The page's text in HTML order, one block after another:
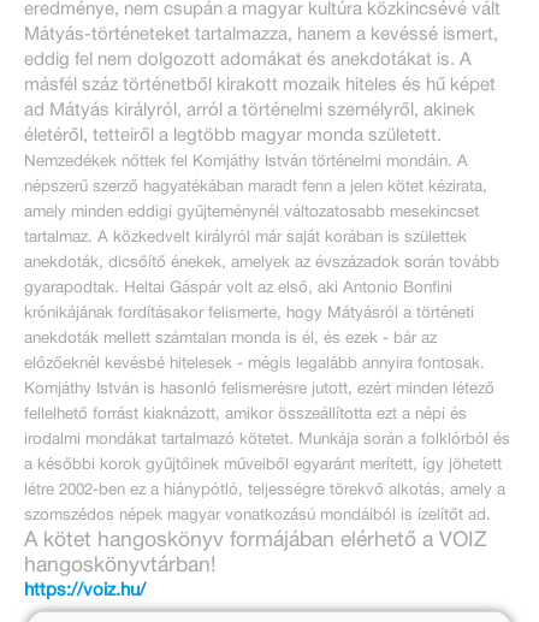
eredménye, nem csupán a magyar kultúra közkincsévé vált
Mátyás-történeteket tartalmazza, hanem a kevéssé ismert,
eddig fel nem dolgozott adomákat és anekdotákat is. A
másfél száz történetből kirakott mozaik hiteles és hű képet
ad Mátyás királyról, arról a történelmi személyről, akinek
életéről, tetteiről a legtöbb magyar monda született.
Nemzedékek nőttek fel Komjáthy István tör­ténelmi mondáin. A
népszerű szerző hagyatékában maradt fenn a jelen kötet kézirata,
amely minden eddigi gyűjtemény­nél változatosabb mesekincset
tartalmaz. A köz­kedvelt királyról már saját korában is születtek
anekdoták, dicsőítő énekek, amelyek az évszázadok során tovább
gyara­podtak. Heltai Gáspár volt az első, aki Anto­nio Bonfini
krónikájának fordításakor felis­mer­te, hogy Mátyásról a történeti
anek­doták mellett számtalan monda is él, és ezek - bár az
előzőeknél kevésbé hitele­sek - mégis legalább annyira fontosak.
Komjáthy István is hasonló felismerésre jutott, ezért minden létező
fellelhető forrást kiaknázott, amikor összeállította ezt a népi és
irodalmi mondákat tartalmazó kötetet. Munkája so­rán a folklórból és
a ké­sőbbi korok gyűj­tői­­­nek műveiből egyaránt merített, így jö­he­­­tett
létre 2002-ben ez a hiány­pótló, teljességre törekvő alkotás, amely a
szomszédos népek magyar vonatkozású mon­dái­ból is ízelítőt ad.
A kötet hangoskönyv formájában elérhető a VOIZ
hangoskönyvtárban!
https://voiz.hu/